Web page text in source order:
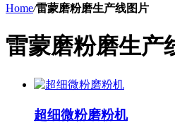
Home/雷蒙磨粉磨生产线图片
雷蒙磨粉磨生产
超细微粉磨粉机